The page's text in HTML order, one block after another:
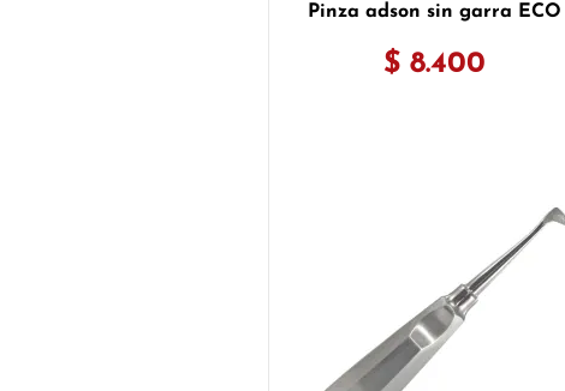
Pinza adson sin garra ECO
$ 8.400